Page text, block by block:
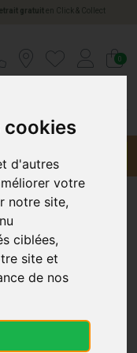
cookies
d'autres
votre
notre site,
ciblées,
site et
de nos
gratuiten Click & Collect
0
Promotions